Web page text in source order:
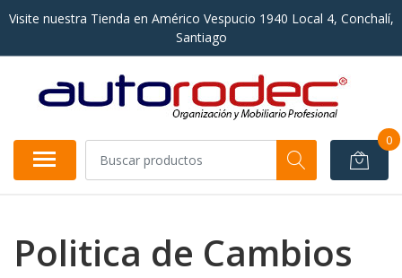
Visite nuestra Tienda en Américo Vespucio 1940 Local 4, Conchalí,
Santiago
0
Politica de Cambios